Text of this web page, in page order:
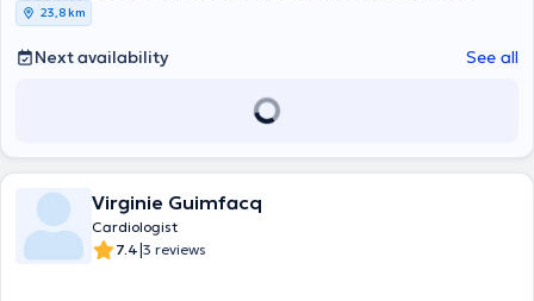
23,8 km
Next availability See all
Virginie Guimfacq
Cardiologist
7.4|3 reviews